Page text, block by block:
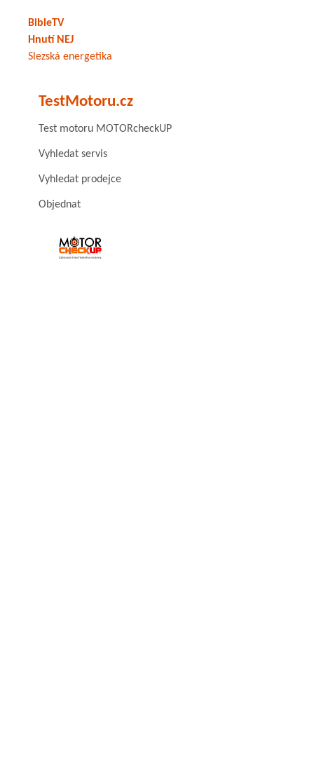
BibleTV
Hnutí NEJ
Slezská energetika
TestMotoru.cz
Test motoru MOTORcheckUP
Vyhledat servis
Vyhledat prodejce
Objednat